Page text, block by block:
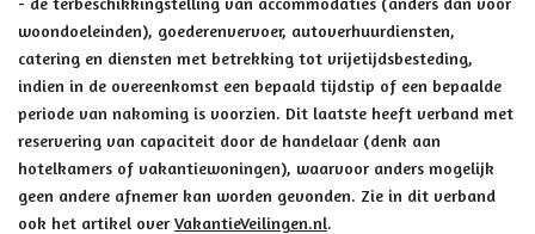
woondoeleinden), goederenvervoer, autoverhuurdiensten,
catering en diensten met betrekking tot vrijetijdsbesteding,
indien in de overeenkomst een bepaald tijdstip of een bepaalde
periode van nakoming is voorzien. Dit laatste heeft verband met
reservering van capaciteit door de handelaar (denk aan
hotelkamers of vakantiewoningen), waarvoor anders mogelijk
geen andere afnemer kan worden gevonden. Zie in dit verband
ook het artikel over VakantieVeilingen.nl.